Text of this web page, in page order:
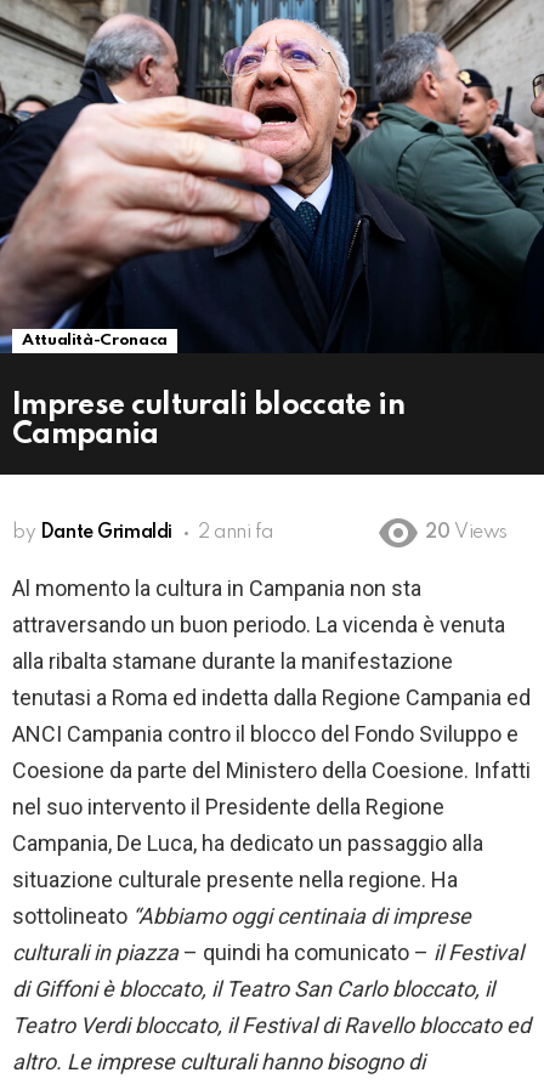
Attualità-Cronaca
Imprese culturali bloccate in
Campania
by Dante Grimaldi 2 anni fa 20 Views
Al momento la cultura in Campania non sta
attraversando un buon periodo. La vicenda è venuta
alla ribalta stamane durante la manifestazione
tenutasi a Roma ed indetta dalla Regione Campania ed
ANCI Campania contro il blocco del Fondo Sviluppo e
Coesione da parte del Ministero della Coesione. Infatti
nel suo intervento il Presidente della Regione
Campania, De Luca, ha dedicato un passaggio alla
situazione culturale presente nella regione. Ha
sottolineato “Abbiamo oggi centinaia di imprese
culturali in piazza– quindi ha comunicato – il Festival
di Giffoni è bloccato, il Teatro San Carlo bloccato, il
Teatro Verdi bloccato, il Festival di Ravello bloccato ed
altro. Le imprese culturali hanno bisogno di